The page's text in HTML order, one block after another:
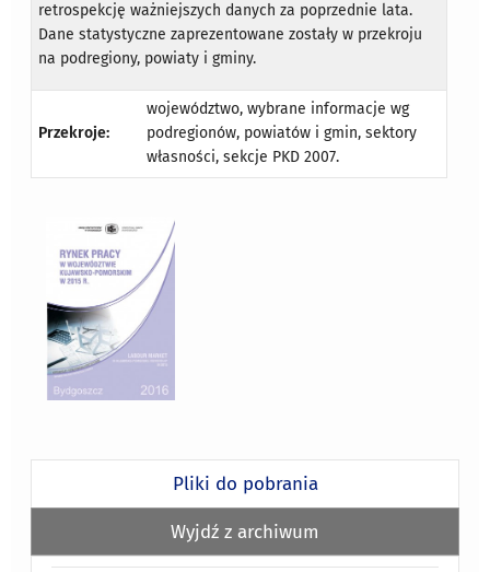
retrospekcję ważniejszych danych za poprzednie lata.
Dane statystyczne zaprezentowane zostały w przekroju
na podregiony, powiaty i gminy.
Przekroje:
województwo, wybrane informacje wg
podregionów, powiatów i gmin, sektory
własności, sekcje PKD 2007.
Pliki do pobrania
Wyjdź z archiwum